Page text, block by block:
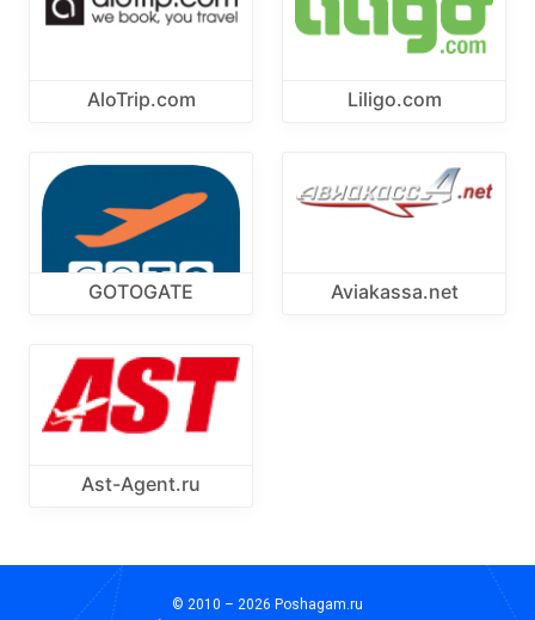
AloTrip.com Liligo.com
GOTOGATE Aviakassa.net
Ast-Agent.ru
© 2010 – 2026 Poshagam.ru